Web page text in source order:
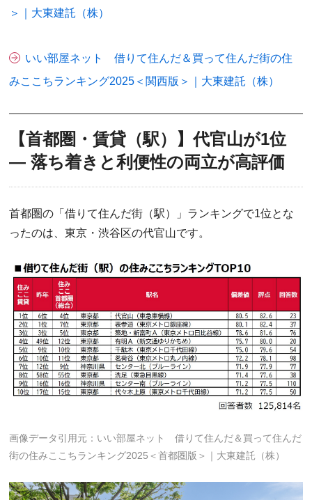
＞｜大東建託（株）
いい部屋ネット 借りて住んだ＆買って住んだ街の住
みここちランキング2025＜関西版＞｜大東建託（株）
【首都圏・賃貸（駅）】代官山が1位
― 落ち着きと利便性の両立が高評価
首都圏の「借りて住んだ街（駅）」ランキングで1位とな
ったのは、東京・渋谷区の代官山です。
画像データ引用元：いい部屋ネット 借りて住んだ＆買って住んだ
街の住みここちランキング2025＜首都圏版＞｜大東建託（株）